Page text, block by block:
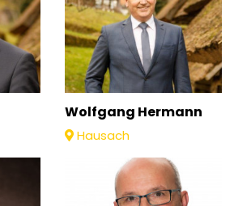
Wolfgang Hermann
Hausach